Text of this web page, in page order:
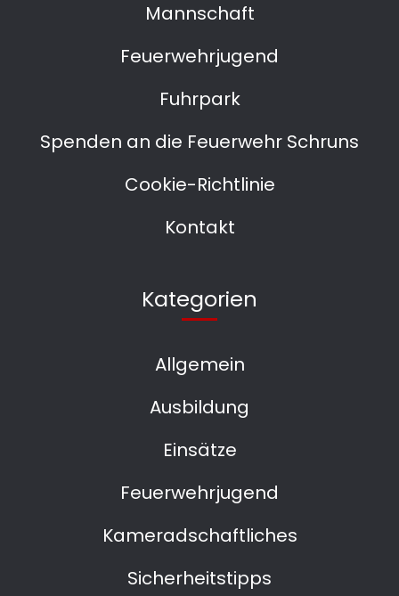
Mannschaft
Feuerwehrjugend
Fuhrpark
Spenden an die Feuerwehr Schruns
Cookie-Richtlinie
Kontakt
Kategorien
Allgemein
Ausbildung
Einsätze
Feuerwehrjugend
Kameradschaftliches
Sicherheitstipps